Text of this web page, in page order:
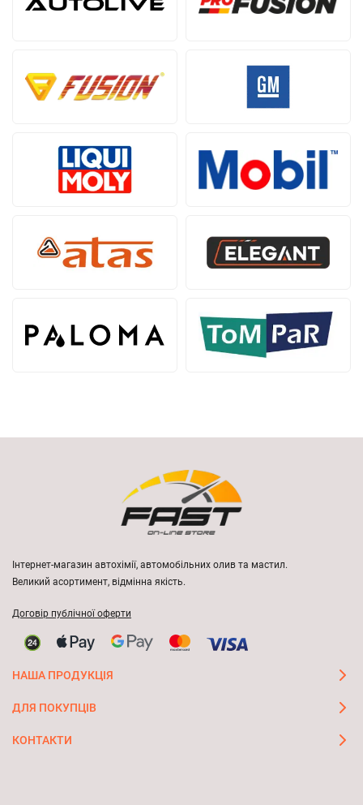
Інтернет-магазин автохімії, автомобільних олив та мастил.
Великий асортимент, відмінна якість.
Договір публічної оферти
НАША ПРОДУКЦІЯ
ДЛЯ ПОКУПЦІВ
КОНТАКТИ